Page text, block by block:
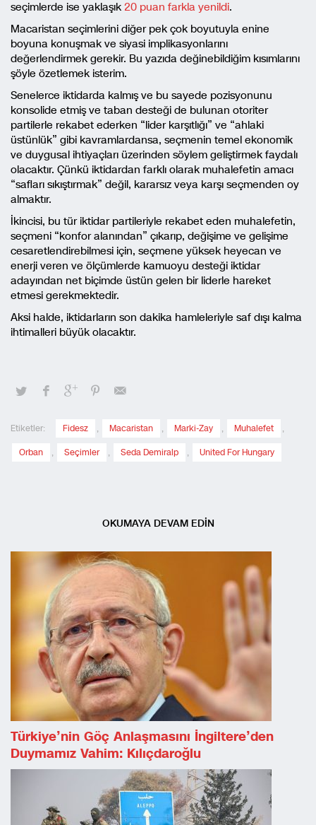
seçimlerde ise yaklaşık 20 puan farkla yenildi.
Macaristan seçimlerini diğer pek çok boyutuyla enine
boyuna konuşmak ve siyasi implikasyonlarını
değerlendirmek gerekir. Bu yazıda değinebildiğim kısımlarını
şöyle özetlemek isterim.
Senelerce iktidarda kalmış ve bu sayede pozisyonunu
konsolide etmiş ve taban desteği de bulunan otoriter
partilerle rekabet ederken “lider karşıtlığı” ve “ahlaki
üstünlük” gibi kavramlardansa, seçmenin temel ekonomik
ve duygusal ihtiyaçları üzerinden söylem geliştirmek faydalı
olacaktır. Çünkü iktidardan farklı olarak muhalefetin amacı
“safları sıkıştırmak” değil, kararsız veya karşı seçmenden oy
almaktır.
İkincisi, bu tür iktidar partileriyle rekabet eden muhalefetin,
seçmeni “konfor alanından” çıkarıp, değişime ve gelişime
cesaretlendirebilmesi için, seçmene yüksek heyecan ve
enerji veren ve ölçümlerde kamuoyu desteği iktidar
adayından net biçimde üstün gelen bir liderle hareket
etmesi gerekmektedir.
Aksi halde, iktidarların son dakika hamleleriyle saf dışı kalma
ihtimalleri büyük olacaktır.
Etiketler: Fidesz , Macaristan , Marki-Zay , Muhalefet ,
Orban , Seçimler , Seda Demiralp , United For Hungary
OKUMAYA DEVAM EDİN
Türkiye’nin Göç Anlaşmasını İngiltere’den
Duymamız Vahim: Kılıçdaroğlu